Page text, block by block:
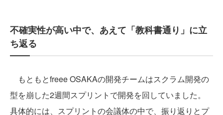
不確実性が高い中で、あえて「教科書通り」に立
ち返る
もともとfreee OSAKAの開発チームはスクラム開発の
型を崩した2週間スプリントで開発を回していました。
具体的には、スプリントの会議体の中で、振り返りとプ